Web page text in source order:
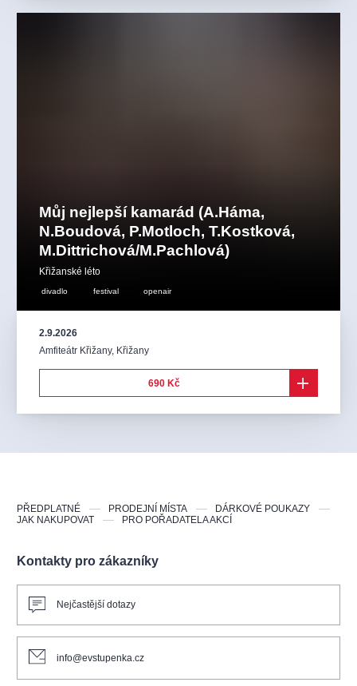
Můj nejlepší kamarád (A.Háma,
N.Boudová, P.Motloch, T.Kostková,
M.Dittrichová/M.Pachlová)
Křižanské léto
divadlo festival openair
2.9.2026
Amfiteátr Křižany, Křižany
690 Kč
Kontakty pro zákazníky
Nejčastější dotazy
info@evstupenka.cz
PŘEDPLATNÉ PRODEJNÍ MÍSTA
DÁRKOVÉ POUKAZY
JAK NAKUPOVAT
PRO POŘADATELA AKCÍ